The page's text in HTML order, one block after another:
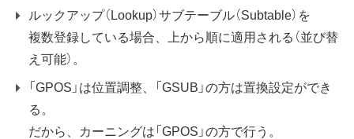
ルックアップ（Lookup）サブテーブル（Subtable）を
複数登録している場合、上から順に適用される（並び替
え可能）。
「GPOS」は位置調整、「GSUB」の方は置換設定ができ
る。
だから、カーニングは「GPOS」の方で行う。